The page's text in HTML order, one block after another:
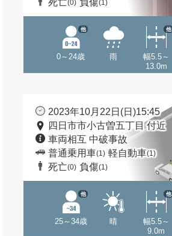
死亡(0) 負傷(1)
0～24歳
他
雨
幅5.5～
13.0m
他
2023年10月22日(日)15:45
四日市市小古曽五丁目 付近
車両相互 中破事故
普通乗用車(1) 軽自動車(1)
死亡(0) 負傷(1)
25～34歳
他
晴
幅5.5～
9.0m
他